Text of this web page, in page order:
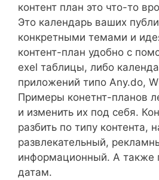
контент план это что-то
Это календарь ваших
конкретными темами и
контент-план удобно с
exel таблицы, либо
приложений типо Any.do,
Примеры конетнт-планов
и изменить их под себя.
разбить по типу контента,
развлекательный,
информационный. А также
датам.